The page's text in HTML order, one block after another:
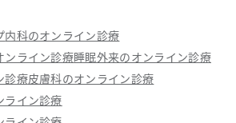
内科のオンライン診療
ンライン診療睡眠外来のオンライン診療
診療皮膚科のオンライン診療
ライン診療